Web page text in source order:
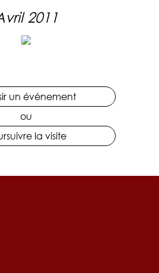
2011
un événement
ou
la visite